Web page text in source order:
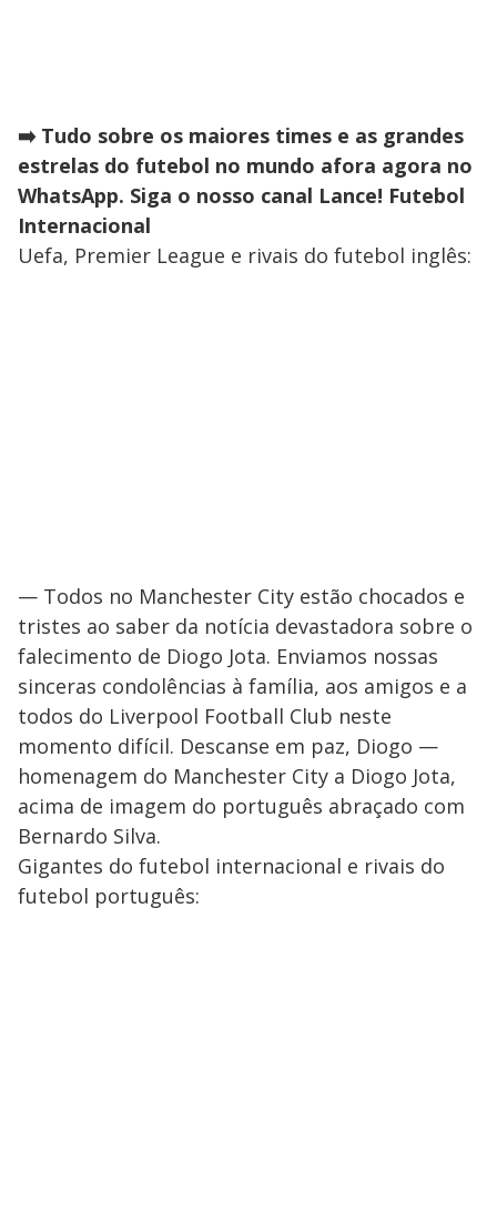
➡️ Tudo sobre os maiores times e as grandes
estrelas do futebol no mundo afora agora no
WhatsApp. Siga o nosso canal Lance! Futebol
Internacional
Uefa, Premier League e rivais do futebol inglês:
— Todos no Manchester City estão chocados e
tristes ao saber da notícia devastadora sobre o
falecimento de Diogo Jota. Enviamos nossas
sinceras condolências à família, aos amigos e a
todos do Liverpool Football Club neste
momento difícil. Descanse em paz, Diogo —
homenagem do Manchester City a Diogo Jota,
acima de imagem do português abraçado com
Bernardo Silva.
Gigantes do futebol internacional e rivais do
futebol português: